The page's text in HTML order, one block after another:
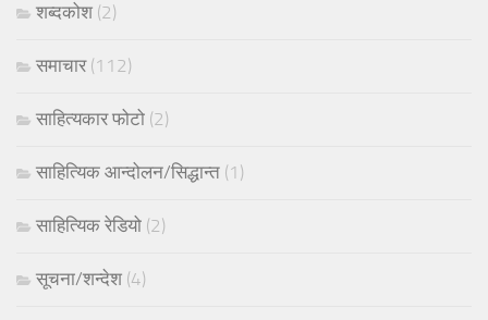
शब्दकोश (2)
समाचार(112)
साहित्यकार फोटो (2)
साहित्यिक आन्दोलन/सिद्धान्त (1)
साहित्यिक रेडियो (2)
सूचना/शन्देश (4)